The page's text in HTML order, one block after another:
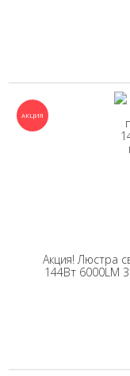
Акция! Люстра
144Вт 6000LM